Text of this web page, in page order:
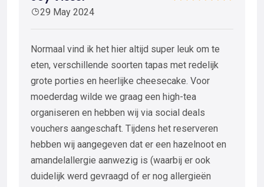
29 May 2024
Normaal vind ik het hier altijd super leuk om te
eten, verschillende soorten tapas met redelijk
grote porties en heerlijke cheesecake. Voor
moederdag wilde we graag een high-tea
organiseren en hebben wij via social deals
vouchers aangeschaft. Tijdens het reserveren
hebben wij aangegeven dat er een hazelnoot en
amandelallergie aanwezig is (waarbij er ook
duidelijk werd gevraagd of er nog allergieën